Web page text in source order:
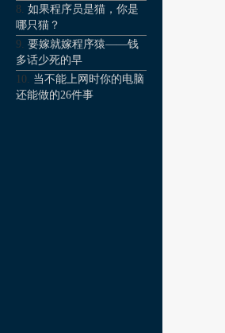
如果程序员是猫，你是
哪只猫？
要嫁就嫁程序猿——钱
多话少死的早
当不能上网时你的电脑
还能做的26件事